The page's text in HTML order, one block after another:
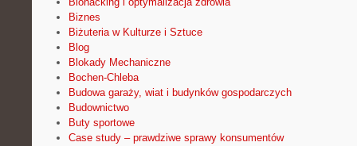
Biznes
Biżuteria w Kulturze i Sztuce
Blog
Blokady Mechaniczne
Bochen-Chleba
Budowa garaży, wiat i budynków gospodarczych
Budownictwo
Buty sportowe
Case study – prawdziwe sprawy konsumentów